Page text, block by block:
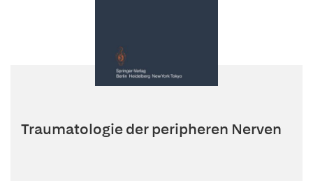
Traumatologie der peripheren Nerven